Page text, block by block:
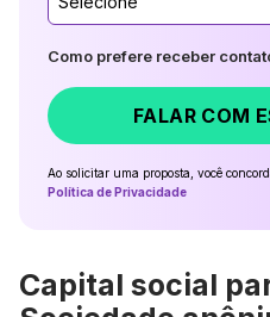
Como prefere receber
FALAR COM
Ao solicitar uma proposta, você
Política de Privacidade
Capital social